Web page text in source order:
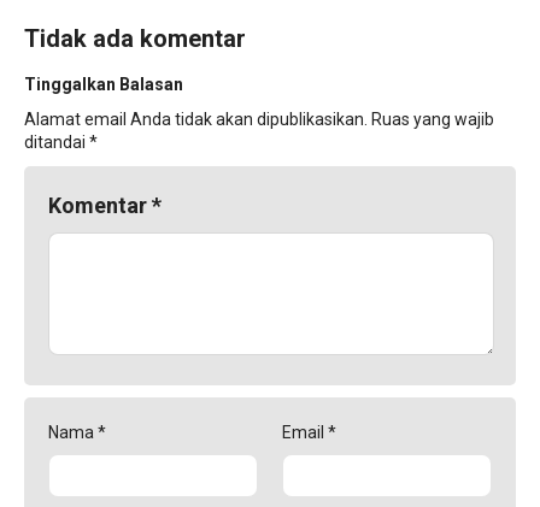
Tidak ada komentar
Tinggalkan Balasan
Alamat email Anda tidak akan dipublikasikan. Ruas yang wajib
ditandai *
Komentar*
Nama* Email *